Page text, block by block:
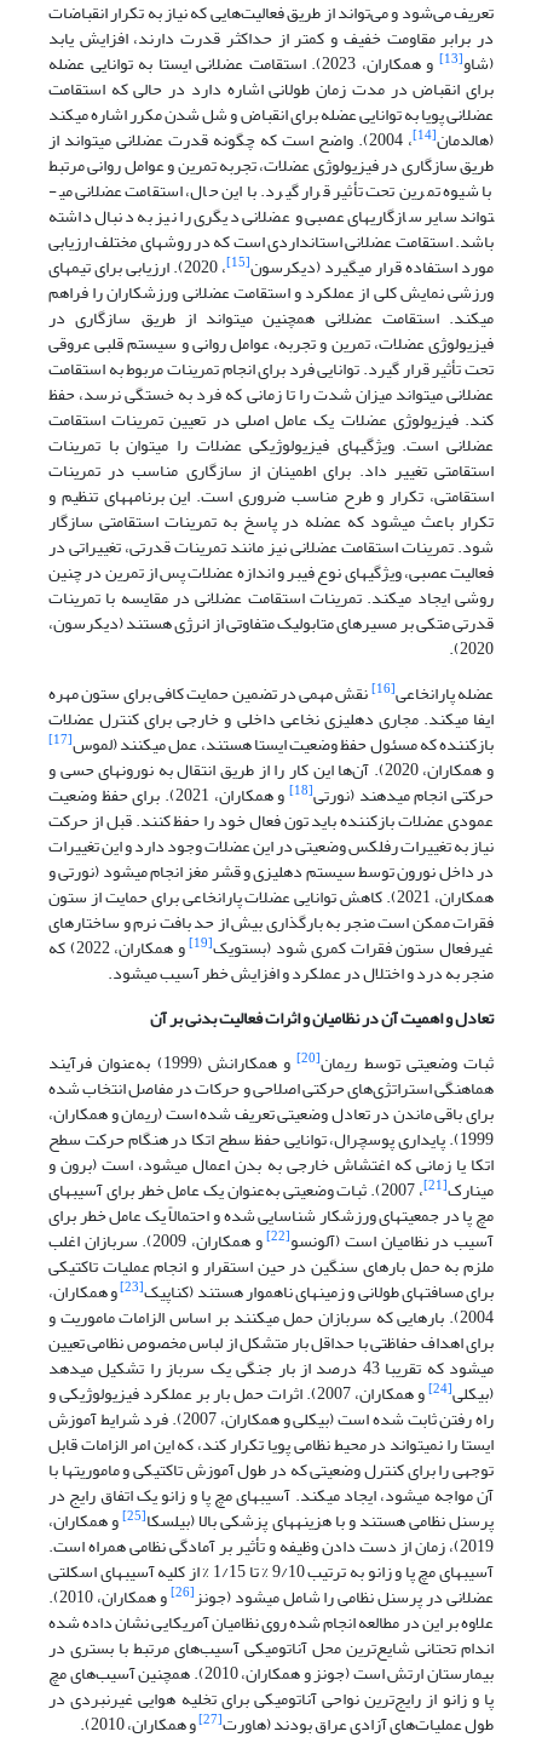
تعریف می‌شود و می‌تواند از طریق فعالیت‌هایی که نیاز به تکرار انقباضات
در برابر مقاومت خفیف و کمتر از حداکثر قدرت دارند، افزایش یابد
(شاو[13] و همکاران، 2023). استقامت عضلانی ایستا به توانایی عضله
برای انقباض در مدت زمان طولانی اشاره دارد در حالی که استقامت
عضلانی پویا به توانایی عضله برای انقباض و شل شدن مکرر اشاره می­کند
(هالدمان[14] ، 2004). واضح است که چگونه قدرت عضلانی می­تواند از
طریق سازگاری در فیزیولوژی عضلات، تجربه تمرین و عوامل روانی مرتبط
با شیوه تمرین تحت تأثیر قرار گیرد. با این حال، استقامت عضلانی می­
تواند سایر سازگاری­های عصبی و عضلانی دیگری را نیز به دنبال داشته
باشد. استقامت عضلانی استانداردی است که در روش­های مختلف ارزیابی
مورد استفاده قرار می­گیرد (دیکرسون[15] ، 2020). ارزیابی برای تیم­های
ورزشی نمایش کلی از عملکرد و استقامت عضلانی ورزشکاران را فراهم
می­کند. استقامت عضلانی همچنین می­تواند از طریق سازگاری در
فیزیولوژی عضلات، تمرین و تجربه، عوامل روانی و سیستم قلبی عروقی
تحت تأثیر قرار گیرد. توانایی فرد برای انجام تمرینات مربوط به استقامت
عضلانی می­تواند میزان شدت را تا زمانی که فرد به خستگی نرسد، حفظ
کند. فیزیولوژی عضلات یک عامل اصلی در تعیین تمرینات استقامت
عضلانی است. ویژگی­های فیزیولوژیکی عضلات را می­توان با تمرینات
استقامتی تغییر داد. برای اطمینان از سازگاری مناسب در تمرینات
استقامتی، تکرار و طرح مناسب ضروری است. این برنامه­های تنظیم و
تکرار باعث می­شود که عضله در پاسخ به تمرینات استقامتی سازگار
شود. تمرینات استقامت عضلانی نیز مانند تمرینات قدرتی، تغییراتی در
فعالیت عصبی، ویژگی­های نوع فیبر و اندازه عضلات پس از تمرین در چنین
روشی ایجاد می­کند. تمرینات استقامت عضلانی در مقایسه با تمرینات
قدرتی متکی بر مسیرهای متابولیک متفاوتی از انرژی هستند (دیکرسون،
2020).
عضله پارانخاعی[16] نقش مهمی در تضمین حمایت کافی برای ستون مهره
ایفا می­کند. مجاری دهلیزی نخاعی داخلی و خارجی برای کنترل عضلات
بازکننده که مسئول حفظ وضعیت ایستا هستند، عمل می­کنند (لموس[17]
و همکاران، 2020). آن‌ها این کار را از طریق انتقال به نورون­های حسی و
حرکتی انجام می­دهند (نورتی[18] و همکاران، 2021). برای حفظ وضعیت
عمودی عضلات بازکننده باید تون فعال خود را حفظ کنند. قبل از حرکت
نیاز به تغییرات رفلکس وضعیتی در این عضلات وجود دارد و این تغییرات
در داخل نورون توسط سیستم دهلیزی و قشر مغز انجام می­شود (نورتی و
همکاران، 2021). کاهش توانایی عضلات پارانخاعی برای حمایت از ستون
فقرات ممکن است منجر به بارگذاری بیش از حد بافت نرم و ساختارهای
غیرفعال ستون فقرات کمری شود (بستویک[19] و همکاران، 2022) که
منجر به درد و اختلال در عملکرد و افزایش خطر آسیب می­شود.
تعادل و اهمیت آن در نظامیان و اثرات فعالیت بدنی بر آن
ثبات وضعیتی توسط ریمان[20] و همکارانش (1999) به‌عنوان فرآیند
هماهنگی استراتژی‌های حرکتی اصلاحی و حرکات در مفاصل انتخاب شده
برای باقی ماندن در تعادل وضعیتی تعریف شده است (ریمان و همکاران،
1999). پایداری پوسچرال، توانایی حفظ سطح اتکا در هنگام حرکت سطح
اتکا یا زمانی که اغتشاش خارجی به بدن اعمال می­شود، است (برون و
مینارک[21] ، 2007). ثبات وضعیتی به‌عنوان یک عامل خطر برای آسیب­های
مچ پا در جمعیت­های ورزشکار شناسایی شده و احتمالاً یک عامل خطر برای
آسیب در نظامیان است (آلونسو[22] و همکاران، 2009). سربازان اغلب
ملزم به حمل بارهای سنگین در حین استقرار و انجام عملیات تاکتیکی
برای مسافت­های طولانی و زمین­های ناهموار هستند (کناپیک[23] و همکاران،
2004). بارهایی که سربازان حمل می­کنند بر اساس الزامات ماموریت و
برای اهداف حفاظتی با حداقل بار متشکل از لباس مخصوص نظامی تعیین
می­شود که تقریبا 43 درصد از بار جنگی یک سرباز را تشکیل می­دهد
(بیکلی[24] و همکاران، 2007). اثرات حمل بار بر عملکرد فیزیولوژیکی و
راه رفتن ثابت شده است (بیکلی و همکاران، 2007). فرد شرایط آموزش
ایستا را نمی­تواند در محیط نظامی پویا تکرار کند، که این امر الزامات قابل
توجهی را برای کنترل وضعیتی که در طول آموزش تاکتیکی و ماموریت­ها با
آن مواجه می­شود، ایجاد می­کند. آسیب­های مچ پا و زانو یک اتفاق رایج در
پرسنل نظامی هستند و با هزینه­های پزشکی بالا (بیلسکا[25] و همکاران،
2019)، زمان از دست دادن وظیفه و تأثیر بر آمادگی نظامی همراه است.
آسیب­های مچ پا و زانو به ترتیب 9/10 % تا 1/15 % از کلیه آسیب­های اسکلتی
عضلانی در پرسنل نظامی را شامل می­شود (جونز[26] و همکاران، 2010).
علاوه بر این در مطالعه انجام شده روی نظامیان آمریکایی نشان داده شده
اندام تحتانی شایع‌ترین محل آناتومیکی آسیب‌های مرتبط با بستری در
بیمارستان ارتش است (جونز و همکاران، 2010). همچنین آسیب‌های مچ
پا و زانو از رایج‌ترین نواحی آناتومیکی برای تخلیه هوایی غیرنبردی در
طول عملیات‌های آزادی عراق بودند (هاورت[27]
و همکاران، 2010).